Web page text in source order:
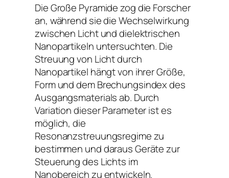
Die Große Pyramide zog die Forscher
an, während sie die Wechselwirkung
zwischen Licht und dielektrischen
Nanopartikeln untersuchten. Die
Streuung von Licht durch
Nanopartikel hängt von ihrer Größe,
Form und dem Brechungsindex des
Ausgangsmaterials ab. Durch
Variation dieser Parameter ist es
möglich, die
Resonanzstreuungsregime zu
bestimmen und daraus Geräte zur
Steuerung des Lichts im
Nanobereich zu entwickeln.